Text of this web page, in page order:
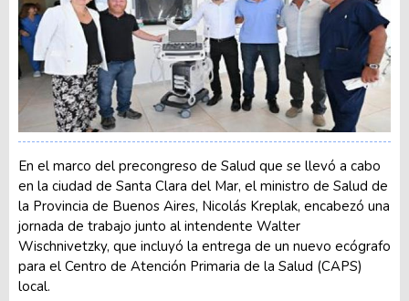
En el marco del precongreso de Salud que se llevó a cabo
en la ciudad de Santa Clara del Mar, el ministro de Salud de
la Provincia de Buenos Aires, Nicolás Kreplak, encabezó una
jornada de trabajo junto al intendente Walter
Wischnivetzky, que incluyó la entrega de un nuevo ecógrafo
para el Centro de Atención Primaria de la Salud (CAPS)
local.